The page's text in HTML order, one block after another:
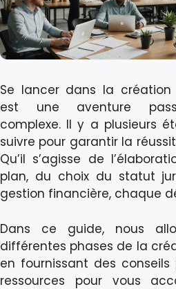
Se lancer dans la création
est une aventure
complexe. Il y a plusieurs
suivre pour garantir la
Qu’il s’agisse de
plan, du choix du statut
gestion financière, chaque
Dans ce guide, nous
différentes phases de la
en fournissant des
ressources pour vous